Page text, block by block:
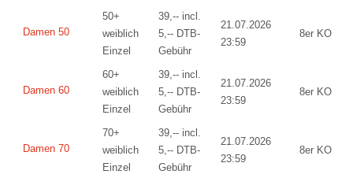
Damen 50
50+
weiblich
Einzel
39,-- incl.
5,-- DTB-
Gebühr
21.07.2026
23:59
8er KO
Damen 60
60+
weiblich
Einzel
39,-- incl.
5,-- DTB-
Gebühr
21.07.2026
23:59
8er KO
Damen 70
70+
weiblich
Einzel
39,-- incl.
5,-- DTB-
Gebühr
21.07.2026
23:59
8er KO